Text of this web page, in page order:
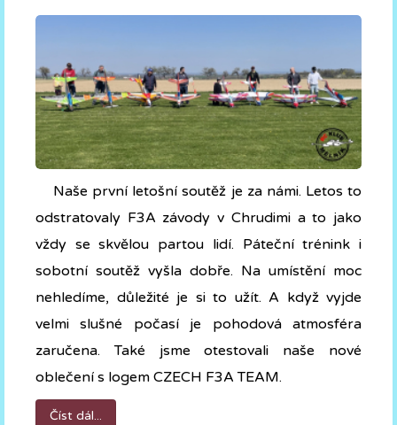
Naše první letošní soutěž je za námi. Letos to
odstratovaly F3A závody v Chrudimi a to jako
vždy se skvělou partou lidí. Páteční trénink i
sobotní soutěž vyšla dobře. Na umístění moc
nehledíme, důležité je si to užít. A když vyjde
velmi slušné počasí je pohodová atmosféra
zaručena. Také jsme otestovali naše nové
oblečení s logem CZECH F3A TEAM.
Číst dál...